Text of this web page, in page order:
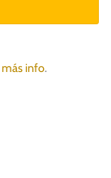
más info.